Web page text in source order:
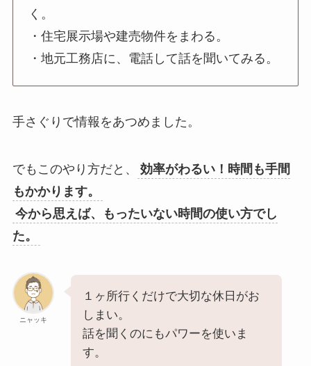
く。
・住宅展示場や建売物件をまわる。
・地元工務店に、電話して話を聞いてみる。
手さぐりで情報をあつめました。
でもこのやり方だと、
効率がわるい！時間も手間
もかかります。
今から思えば、もったいない時間の使い方でし
た。
ニャッキ
１ヶ所行くだけで大切な休日がお
しまい。
話を聞くのにもパワーを使いま
す。